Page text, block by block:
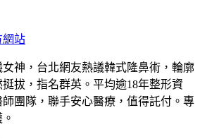
網站
神，台北網友熱議韓式隆鼻術，輪廓
拔，指名群英。平均逾18年整形資
團隊，聯手安心醫療，值得託付。專